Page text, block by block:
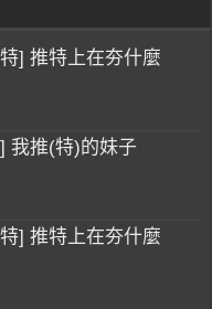
] 推特上在夯什麼
我推(特)的妹子
] 推特上在夯什麼